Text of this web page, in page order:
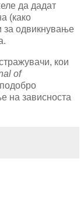
да дадат
(како
за одвикнување
кои
of
на зависноста